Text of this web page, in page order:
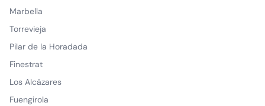
Marbella
Torrevieja
Pilar de la Horadada
Finestrat
Los Alcázares
Fuengirola